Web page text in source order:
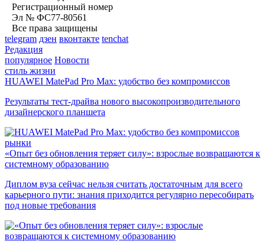
Регистрационный номер
Эл № ФС77-80561
Все права защищены
telegram дзен вконтакте tenchat
Редакция
популярное Новости
стиль жизни
HUAWEI MatePad Pro Max: удобство без компромиссов
Результаты тест-драйва нового высокопроизводительного
дизайнерского планшета
рынки
«Опыт без обновления теряет силу»: взрослые возвращаются к
системному образованию
Диплом вуза сейчас нельзя считать достаточным для всего
карьерного пути: знания приходится регулярно пересобирать
под новые требования